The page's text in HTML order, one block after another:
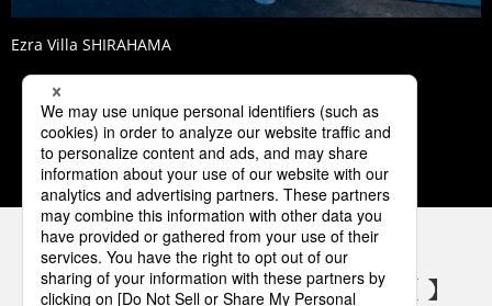
Ezra Villa SHIRAHAMA
1 2 3 4 5
パナソニックの電気設備 SNSアカウント